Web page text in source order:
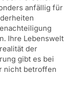
anfällig für
Ihre Lebenswelt
der
gibt es bei
nicht betroffen